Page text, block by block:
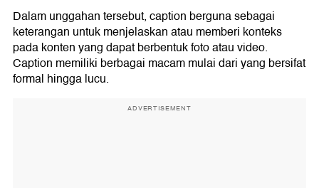
Dalam unggahan tersebut, caption berguna sebagai
keterangan untuk menjelaskan atau memberi konteks
pada konten yang dapat berbentuk foto atau video.
Caption memiliki berbagai macam mulai dari yang bersifat
formal hingga lucu.
ADVERTISEMENT